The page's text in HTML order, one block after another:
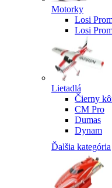
Motorky
Losi
Losi
Lietadlá
Čierny
CM Pro
Dumas
Dynam
Ďalšia kategória